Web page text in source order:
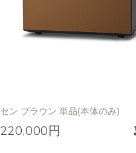
セン ブラウン 単品(本体のみ)
220,000円